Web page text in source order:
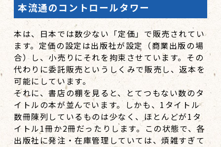
本流通のコントロールタワー
本は、日本では数少ない「定価」で販売されてい
ます。定価の設定は出版社が設定（商業出版の場
合）し、小売りにそれを拘束させています。その
代わりに委託販売というしくみで販売し、返本を
可能にしています。
それに、書店の棚を見ると、とてつもない数のタ
イトルの本が並んでいます。しかも、1タイトル
数冊陳列しているものは少なく、ほとんどが1タ
イトル1冊か2冊だったりします。この状態で、各
出版社に発注・在庫管理していては、煩雑すぎて